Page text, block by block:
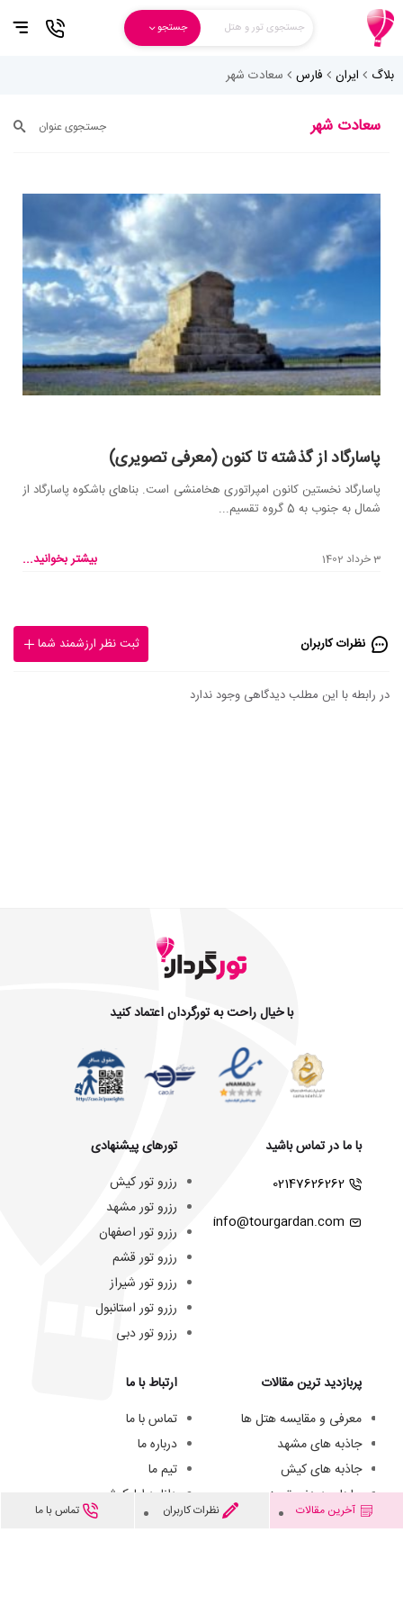
جستجوی تور و هتل جستجو
بلاگ ایران فارس سعادت شهر
سعادت شهر جستجوی عنوان
پاسارگاد از گذشته تا کنون (معرفی تصویری)
پاسارگاد نخستین کانون امپراتوری هخامنشی است. بناهای باشکوه‌ پاسارگاد از
شمال به جنوب به 5 گروه تقسیم...
3 خرداد 1402 بیشتر بخوانید...
نظرات کاربران ثبت نظر ارزشمند شما
در رابطه با این مطلب دیدگاهی وجود ندارد
آخرین مقالات نظرات کاربران تماس با ما
با خیال راحت به تورگردان اعتماد کنید
با ما در تماس باشید
02147626262
info@tourgardan.com
تورهای پیشنهادی
رزرو تور کیش
رزرو تور مشهد
رزرو تور اصفهان
رزرو تور قشم
رزرو تور شیراز
رزرو تور استانبول
رزرو تور دبی
پربازدید ترین مقالات
معرفی و مقایسه هتل ها
جاذبه های مشهد
جاذبه های کیش
جاهای دیدنی تبریز
هتل های سه ستاره مشهد
ارتباط با ما
تماس با ما
درباره ما
تیم ما
دانلود اپلیکیشن
فرصت های شغلی